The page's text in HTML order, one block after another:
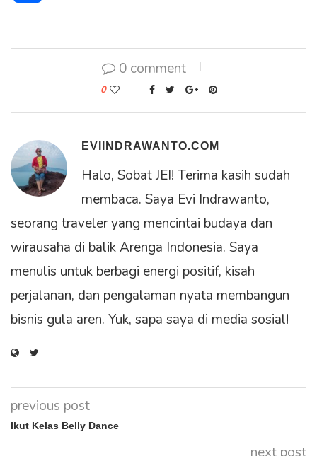
0 comment
0
EVIINDRAWANTO.COM
Halo, Sobat JEI! Terima kasih sudah
membaca. Saya Evi Indrawanto,
seorang traveler yang mencintai budaya dan
wirausaha di balik Arenga Indonesia. Saya
menulis untuk berbagi energi positif, kisah
perjalanan, dan pengalaman nyata membangun
bisnis gula aren. Yuk, sapa saya di media sosial!
previous post
Ikut Kelas Belly Dance
next post